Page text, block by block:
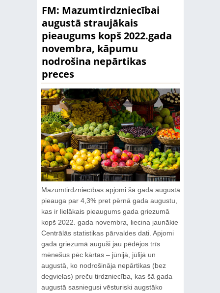
FM: Mazumtirdzniecībai
augustā straujākais
pieaugums kopš 2022.gada
novembra, kāpumu
nodrošina nepārtikas
preces
Mazumtirdzniecības apjomi šā gada augustā
pieauga par 4,3% pret pērnā gada augustu,
kas ir lielākais pieaugums gada griezumā
kopš 2022. gada novembra, liecina jaunākie
Centrālās statistikas pārvaldes dati. Apjomi
gada griezumā auguši jau pēdējos trīs
mēnešus pēc kārtas – jūnijā, jūlijā un
augustā, ko nodrošināja nepārtikas (bez
degvielas) preču tirdzniecība, kas šā gada
augustā sasniegusi vēsturiski augstāko